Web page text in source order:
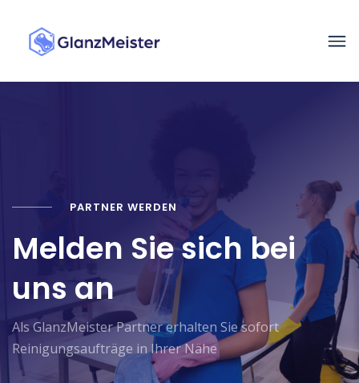
PARTNER WERDEN
Melden Sie sich bei
uns an
Als GlanzMeister Partner erhalten Sie sofort
Reinigungsaufträge in Ihrer Nähe